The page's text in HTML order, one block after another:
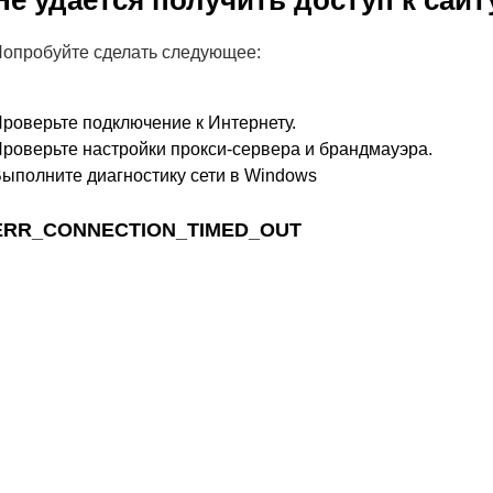
сделать следующее:
подключение к Интернету.
настройки прокси-сервера и брандмауэра.
диагностику сети в Windows